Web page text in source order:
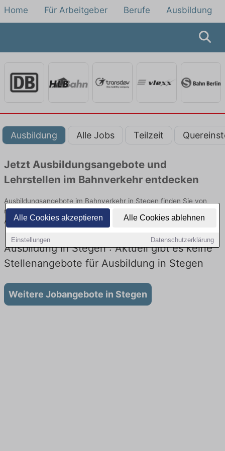
Alle Cookies akzeptieren Alle Cookies ablehnen
Einstellungen Datenschutzerklärung
Home Für Arbeitgeber Berufe Ausbildung
Ausbildung Alle Jobs Teilzeit
Jetzt Ausbildungsangebote und
Lehrstellen im Bahnverkehr entdecken
Ausbildungsangebote im Bahnverkehr in Stegen finden Sie von
namhaften Firmen. Entdecken Sie freie Optionen von Top-
Arbeitgebern und bewerben Sie sich noch heute.
Ausbildung in Stegen : Aktuell gibt es keine
Stellenangebote für Ausbildung in Stegen
Weitere Jobangebote in Stegen